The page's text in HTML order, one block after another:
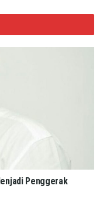
Penggerak